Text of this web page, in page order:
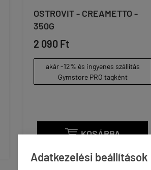
Adatkezelési beállítások
OSTROVIT - CREAMETTO -
350G
2 090 Ft
akár -12% és ingyenes szállítás
Gymstore PRO tagként
 KOSÁRBA